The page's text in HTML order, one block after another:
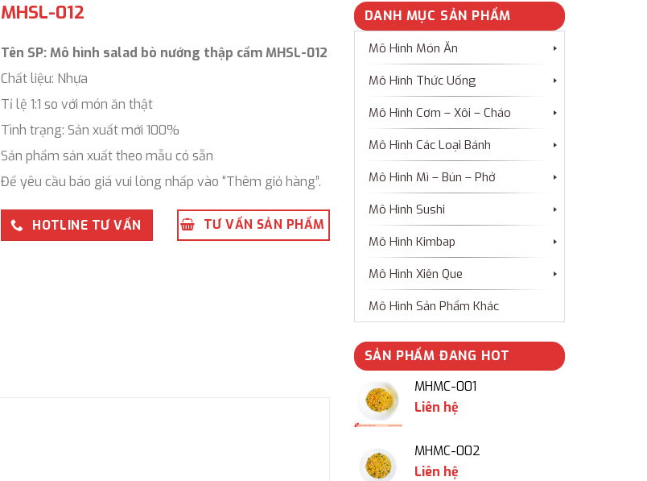
MHSL-012
Tên SP: Mô hình salad bò nướng thập cẩm MHSL-012
Chất liệu: Nhựa
Tỉ lệ 1:1 so với món ăn thật
Tình trạng: Sản xuất mới 100%
Sản phẩm sản xuất theo mẫu có sẵn
Để yêu cầu báo giá vui lòng nhấp vào “Thêm giỏ hàng”.
HOTLINE TƯ VẤN TƯ VẤN SẢN PHẨM
DANH MỤC SẢN PHẨM
Mô Hình Món Ăn
Mô Hình Thức Uống
Mô Hình Cơm – Xôi – Cháo
Mô Hình Các Loại Bánh
Mô Hình Mì – Bún – Phở
Mô Hình Sushi
Mô Hình Kimbap
Mô Hình Xiên Que
Mô Hình Sản Phẩm Khác
SẢN PHẨM ĐANG HOT
MHMC-001
Liên hệ
MHMC-002
Liên hệ